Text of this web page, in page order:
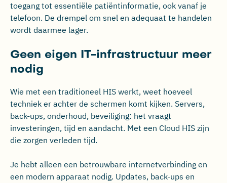
toegang tot essentiële patiëntinformatie, ook vanaf je
telefoon. De drempel om snel en adequaat te handelen
wordt daarmee lager.
Geen eigen IT-infrastructuur meer
nodig
Wie met een traditioneel HIS werkt, weet hoeveel
techniek er achter de schermen komt kijken. Servers,
back-ups, onderhoud, beveiliging: het vraagt
investeringen, tijd en aandacht. Met een Cloud HIS zijn
die zorgen verleden tijd.
Je hebt alleen een betrouwbare internetverbinding en
een modern apparaat nodig. Updates, back-ups en